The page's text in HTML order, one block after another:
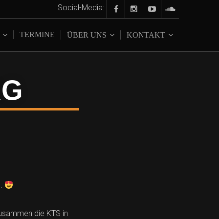
Social-Media:
TERMINE ÜBER UNS KONTAKT
die KTS in